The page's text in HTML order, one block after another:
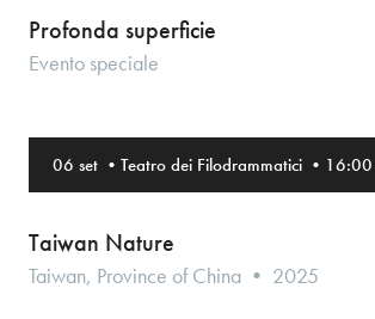
Profonda superficie
Evento speciale
06 set • Teatro dei Filodrammatici • 16:00
Taiwan Nature
Taiwan, Province of China • 2025